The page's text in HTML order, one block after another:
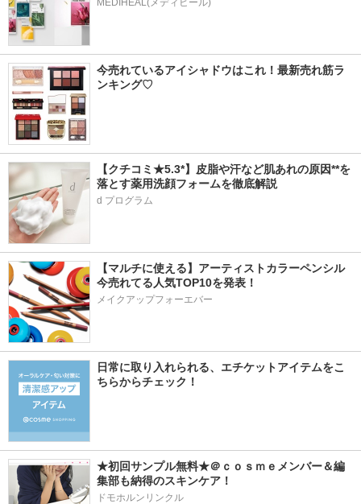
MEDIHEAL(メディヒール)
今売れているアイシャドウはこれ！最新売れ筋ラ
ンキング♡
【クチコミ★5.3*】皮脂や汗など肌あれの原因**を
落とす薬用洗顔フォームを徹底解説
d プログラム
【マルチに使える】アーティストカラーペンシル
今売れてる人気TOP10を発表！
メイクアップフォーエバー
日常に取り入れられる、エチケットアイテムをこ
ちらからチェック！
★初回サンプル無料★＠ｃｏｓｍｅメンバー＆編
集部も納得のスキンケア！
ドモホルンリンクル